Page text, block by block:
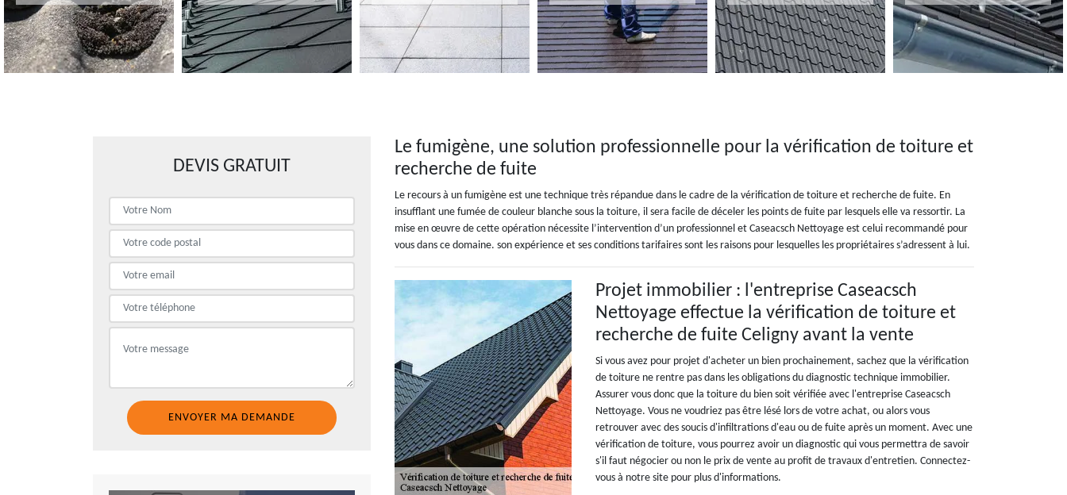
DEVIS GRATUIT
Le fumigène, une solution professionnelle pour la vérification de toiture et
recherche de fuite
Le recours à un fumigène est une technique très répandue dans le cadre de la vérification de toiture et recherche de fuite. En
insufflant une fumée de couleur blanche sous la toiture, il sera facile de déceler les points de fuite par lesquels elle va ressortir. La
mise en œuvre de cette opération nécessite l’intervention d’un professionnel et Caseacsch Nettoyage est celui recommandé pour
vous dans ce domaine. son expérience et ses conditions tarifaires sont les raisons pour lesquelles les propriétaires s’adressent à lui.
Projet immobilier : l'entreprise Caseacsch
Nettoyage effectue la vérification de toiture et
recherche de fuite Celigny avant la vente
Si vous avez pour projet d'acheter un bien prochainement, sachez que la vérification
de toiture ne rentre pas dans les obligations du diagnostic technique immobilier.
Assurer vous donc que la toiture du bien soit vérifiée avec l'entreprise Caseacsch
Nettoyage. Vous ne voudriez pas être lésé lors de votre achat, ou alors vous
retrouver avec des soucis d'infiltrations d'eau ou de fuite après un moment. Avec une
vérification de toiture, vous pourrez avoir un diagnostic qui vous permettra de savoir
s'il faut négocier ou non le prix de vente au profit de travaux d'entretien. Connectez-
vous à notre site pour plus d'informations.